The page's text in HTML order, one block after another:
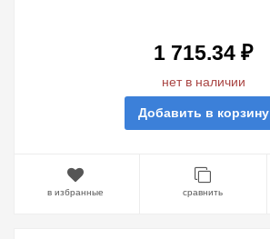
1 715.34 ₽
нет в наличии
Добавить в корзину
в избранные сравнить